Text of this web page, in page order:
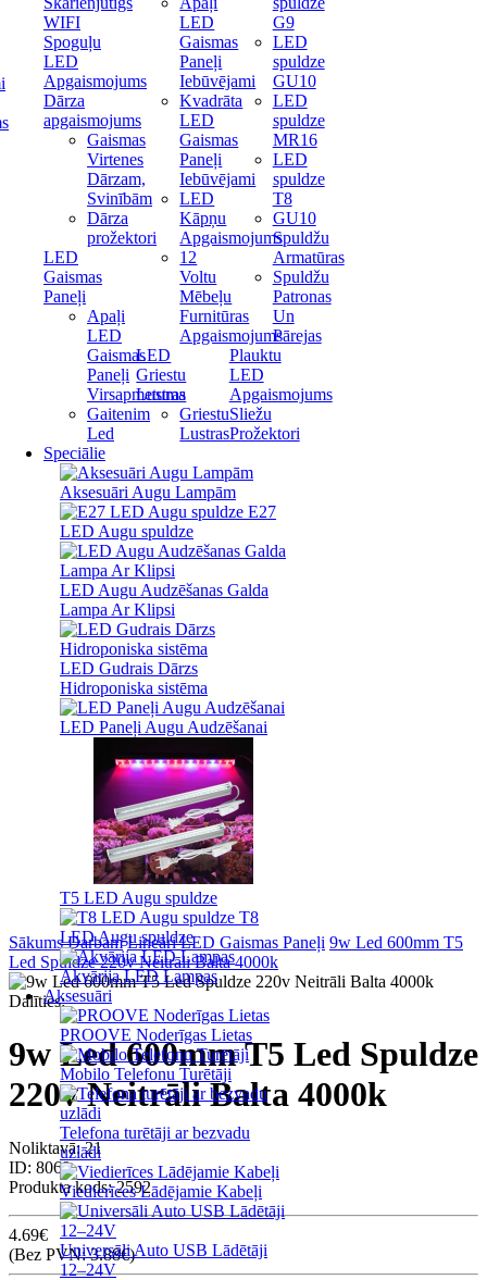
WIFI
Spoguļu
LED
Apgaismojums
Dārza
apgaismojums
Gaismas
Virtenes
Dārzam,
Svinībām
Dārza
prožektori
LED
Gaismas
Paneļi
Apaļi
LED
Gaismas
Paneļi
Virsapmetuma
Gaitenim
Led
LED
Gaismas
Paneļi
Iebūvējami
Kvadrāta
LED
Gaismas
Paneļi
Iebūvējami
LED
Kāpņu
Apgaismojums
12
Voltu
Mēbeļu
Furnitūras
Apgaismojums
LED
Griestu
Lustras
Griestu
Lustras
G9
LED
spuldze
GU10
LED
spuldze
MR16
LED
spuldze
T8
GU10
Spuldžu
Armatūras
Spuldžu
Patronas
Un
Pārejas
Plauktu
LED
Apgaismojums
Sliežu
Prožektori
Speciālie
Aksesuāri Augu Lampām
E27
LED Augu spuldze
LED Augu Audzēšanas Galda
Lampa Ar Klipsi
LED Gudrais Dārzs
Hidroponiska sistēma
LED Paneļi Augu Audzēšanai
T5 LED Augu spuldze
T8
LED Augu spuldze
Akvārija LED Lampas
Aksesuāri
PROOVE Noderīgas Lietas
Mobilo Telefonu Turētāji
Telefona turētāji ar bezvadu
uzlādi
Viedierīces Lādējamie Kabeļi
Universāli Auto USB Lādētāji
12–24V
Sākums Darbam Lineāri LED Gaismas Paneļi 9w Led 600mm T5
Led Spuldze 220v Neitrāli Balta 4000k
Dalīties:
9w Led 600mm T5 Led Spuldze
220v Neitrāli Balta 4000k
Noliktavā: 21
ID: 8069
Produkta kods:2592
4.69€
(Bez PVN: 3.88€)